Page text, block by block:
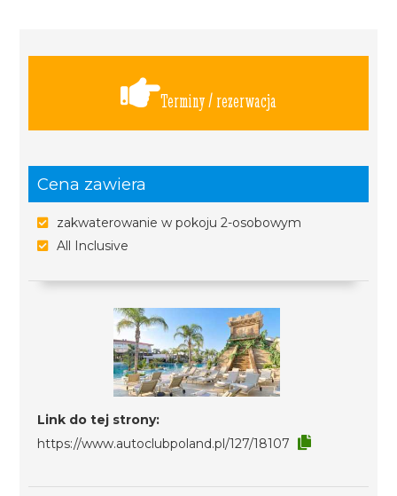
Terminy / rezerwacja
Cena zawiera
zakwaterowanie w pokoju 2-osobowym
All Inclusive
Link do tej strony:
https://www.autoclubpoland.pl/127/18107